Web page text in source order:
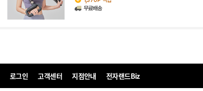
무료배송
로그인 고객센터 지점안내 전자랜드Biz